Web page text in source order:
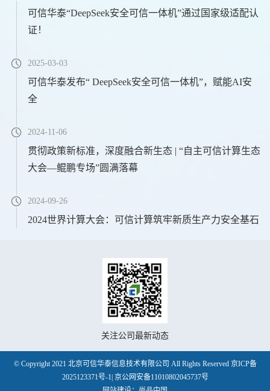
可信华泰“DeepSeek安全可信一体机”通过国家级适配认
证！
2025-03-03
可信华泰发布“ DeepSeek安全可信一体机”，赋能AI安
全
2024-11-06
贯彻政策新标准，深度融合新生态 | “自主可信计算生态
大会—鲲鹏专场”圆满落幕
2024-09-26
2024世界计算大会：可信计算筑牢新质生产力安全基石
关注公司最新动态
© Copyright 2021 北京可信华泰信息技术有限公司 All Rights Reserved 京ICP备
2025123371号-1 京公网安备11010802045737号